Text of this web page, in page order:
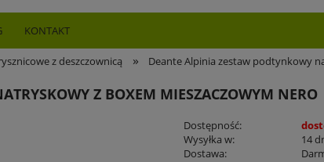
KONTAKT
z deszczownicą » Deante Alpinia zestaw podtynkowy
Z BOXEM MIESZACZOWYM NERO
Dostępność:
Wysyłka w:
14
Dostawa: